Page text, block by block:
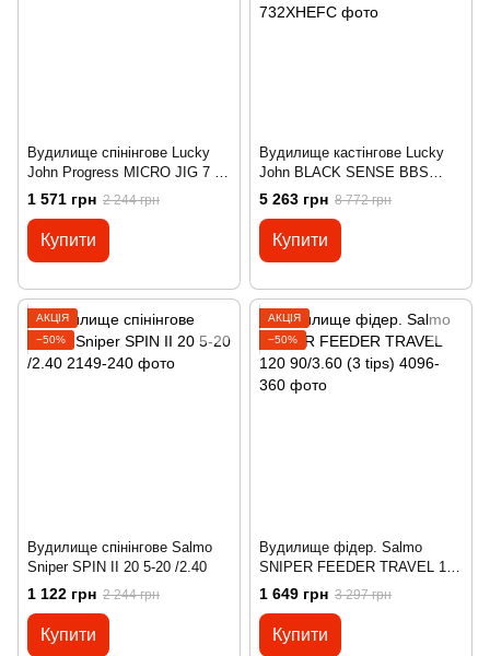
Вудилище спінінгове Lucky
John Progress MICRO JIG 7 2-
7/2.32(7'8")
1 571 грн 2 244 грн
Купити
Вудилище кастінгове Lucky
John BLACK SENSE BBS
JERK & TWITCH 110 40-
110/2,21 (7'3")
5 263 грн 8 772 грн
Купити
АКЦІЯ
−50%
Вудилище спінінгове Salmo
Sniper SPIN II 20 5-20 /2.40
1 122 грн 2 244 грн
Купити
АКЦІЯ
−50%
Вудилище фідер. Salmo
SNIPER FEEDER TRAVEL 120
90/3.60 (3 tips)
1 649 грн 3 297 грн
Купити